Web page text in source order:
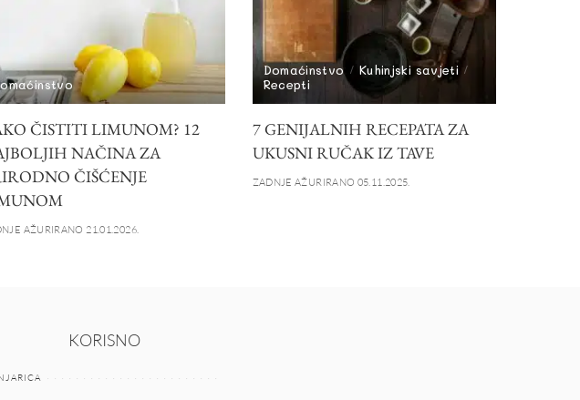
ČISTITI LIMUNOM? 12
NAČINA ZA
ČIŠĆENJE
AŽURIRANO 21.01.2026.
Domaćinstvo
Kuhinjski savjeti
Recepti
7 GENIJALNIH RECEPATA ZA
UKUSNI RUČAK IZ TAVE
ZADNJE AŽURIRANO 05.11.2025.
KORISNO